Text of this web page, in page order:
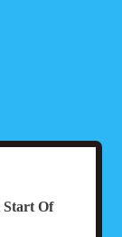
Start Of